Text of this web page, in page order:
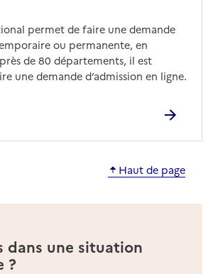
permet de faire une demande
ou permanente, en
de 80 départements, il est
une demande d’admission en ligne.
Haut de page
dans une situation
?